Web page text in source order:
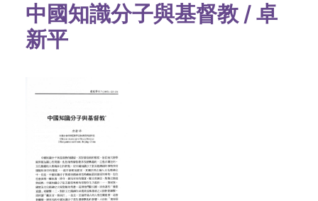
中國知識分子與基督教 / 卓
新平